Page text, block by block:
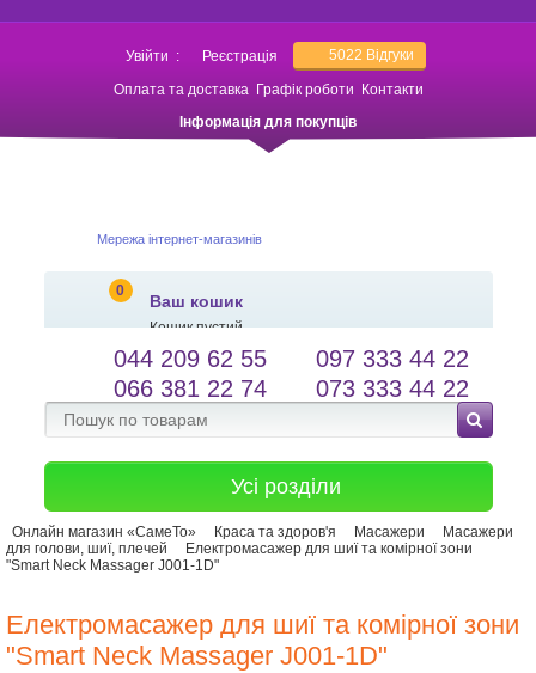
Увійти : Реєстрація 5022 Відгуки
Оплата та доставка Графік роботи
Контакти
Інформація для покупців
Мережа інтернет-магазинів
0
Ваш кошик
Кошик пустий
salessameto@gmail.com
Зворотній зв'язок
Мова сайту
044 209 62 55
097 333 44 22
066 381 22 74
073 333 44 22
Усі розділи
Онлайн магазин «СамеТо» Краса та здоров'я Масажери
Масажери
для голови, шиї, плечей
Електромасажер для шиї та комірної зони
"Smart Neck Massager J001-1D"
Електромасажер для шиї та комірної зони
"Smart Neck Massager J001-1D"